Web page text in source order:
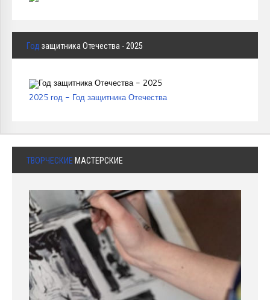
Год защитника Отечества - 2025
2025 год - Год защитника Отечества
ТВОРЧЕСКИЕ МАСТЕРСКИЕ